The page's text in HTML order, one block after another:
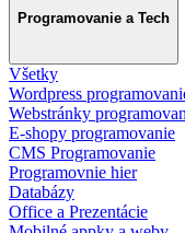
Programovanie a Tech
Všetky
Wordpress
Webstránky
E-shopy programovanie
CMS Programovanie
Programovnie hier
Databázy
Office a Prezentácie